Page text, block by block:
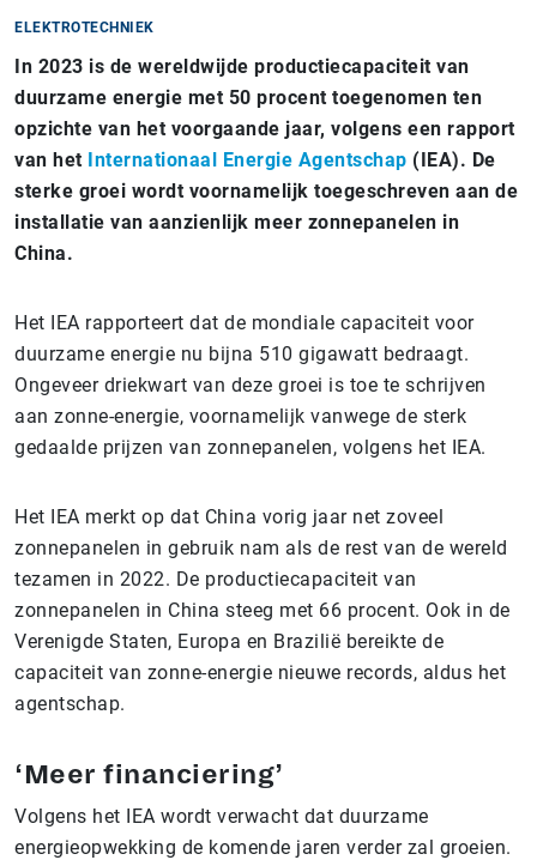
ELEKTROTECHNIEK
In 2023 is de wereldwijde productiecapaciteit van
duurzame energie met 50 procent toegenomen ten
opzichte van het voorgaande jaar, volgens een rapport
van het Internationaal Energie Agentschap (IEA). De
sterke groei wordt voornamelijk toegeschreven aan de
installatie van aanzienlijk meer zonnepanelen in
China.
Het IEA rapporteert dat de mondiale capaciteit voor
duurzame energie nu bijna 510 gigawatt bedraagt.
Ongeveer driekwart van deze groei is toe te schrijven
aan zonne-energie, voornamelijk vanwege de sterk
gedaalde prijzen van zonnepanelen, volgens het IEA.
Het IEA merkt op dat China vorig jaar net zoveel
zonnepanelen in gebruik nam als de rest van de wereld
tezamen in 2022. De productiecapaciteit van
zonnepanelen in China steeg met 66 procent. Ook in de
Verenigde Staten, Europa en Brazilië bereikte de
capaciteit van zonne-energie nieuwe records, aldus het
agentschap.
‘Meer financiering’
Volgens het IEA wordt verwacht dat duurzame
energieopwekking de komende jaren verder zal groeien.